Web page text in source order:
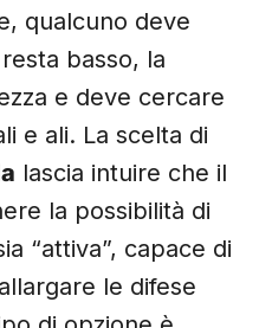
qualcuno deve
basso, la
e deve cercare
e ali. La scelta di
lascia intuire che il
la possibilità di
“attiva”, capace di
le difese